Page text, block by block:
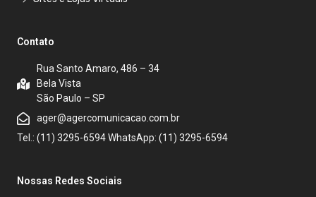
Contato
Rua Santo Amaro, 486 – 34
Bela Vista
São Paulo – SP
ager@agercomunicacao.com.br
Tel.: (11) 3295-6594 WhatsApp: (11) 3295-6594
Nossas Redes Sociais